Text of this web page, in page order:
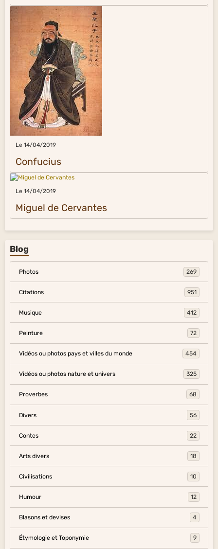
Le 14/04/2019
Confucius
Le 14/04/2019
Miguel de Cervantes
Blog
Photos 269
Citations 951
Musique 412
Peinture 72
Vidéos ou photos pays et villes du monde 454
Vidéos ou photos nature et univers 325
Proverbes 68
Divers 56
Contes 22
Arts divers 18
Civilisations 10
Humour 12
Blasons et devises 4
Étymologie et Toponymie 9